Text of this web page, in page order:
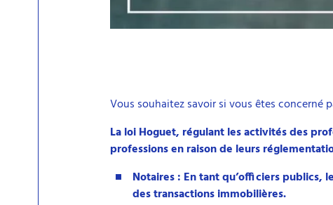
Vous souhaitez savoir si vous êtes concerné
La loi Hoguet, régulant les activités des
professions en raison de leurs
Notaires : En tant qu’officiers publics,
des transactions immobilières.